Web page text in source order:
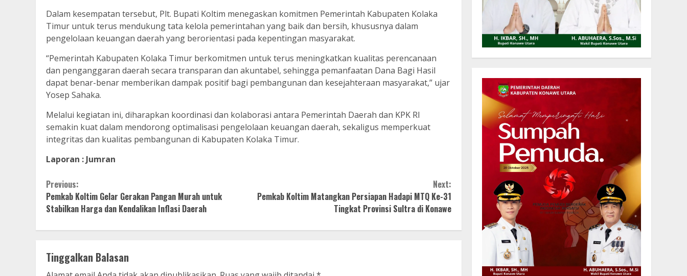
Dalam kesempatan tersebut, Plt. Bupati Koltim menegaskan komitmen Pemerintah Kabupaten Kolaka
Timur untuk terus mendukung tata kelola pemerintahan yang baik dan bersih, khususnya dalam
pengelolaan keuangan daerah yang berorientasi pada kepentingan masyarakat.
“Pemerintah Kabupaten Kolaka Timur berkomitmen untuk terus meningkatkan kualitas perencanaan
dan penganggaran daerah secara transparan dan akuntabel, sehingga pemanfaatan Dana Bagi Hasil
dapat benar-benar memberikan dampak positif bagi pembangunan dan kesejahteraan masyarakat,” ujar
Yosep Sahaka.
Melalui kegiatan ini, diharapkan koordinasi dan kolaborasi antara Pemerintah Daerah dan KPK RI
semakin kuat dalam mendorong optimalisasi pengelolaan keuangan daerah, sekaligus memperkuat
integritas dan kualitas pembangunan di Kabupaten Kolaka Timur.
Laporan : Jumran
Continue
Reading
Previous:
Pemkab Koltim Gelar Gerakan Pangan Murah untuk
Stabilkan Harga dan Kendalikan Inflasi Daerah
Next:
Pemkab Koltim Matangkan Persiapan Hadapi MTQ Ke-31
Tingkat Provinsi Sultra di Konawe
Tinggalkan Balasan